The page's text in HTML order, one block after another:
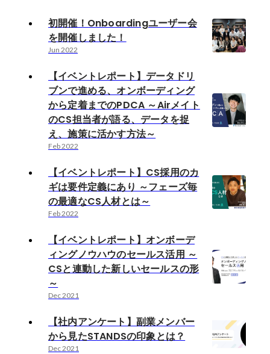
初開催！Onboardingユーザー会
を開催しました！
Jun 2022
【イベントレポート】データドリ
ブンで進める、オンボーディング
から定着までのPDCA ～Airメイト
のCS担当者が語る、データを捉
え、施策に活かす方法～
Feb 2022
【イベントレポート】CS採用のカ
ギは要件定義にあり ～フェーズ毎
の最適なCS人材とは～
Feb 2022
【イベントレポート】オンボーデ
ィングノウハウのセールス活用 ～
CSと連動した新しいセールスの形
～
Dec 2021
【社内アンケート】副業メンバー
から見たSTANDSの印象とは？
Dec 2021